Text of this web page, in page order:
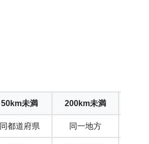
50km未満 200km未満
同都道府県 同一地方